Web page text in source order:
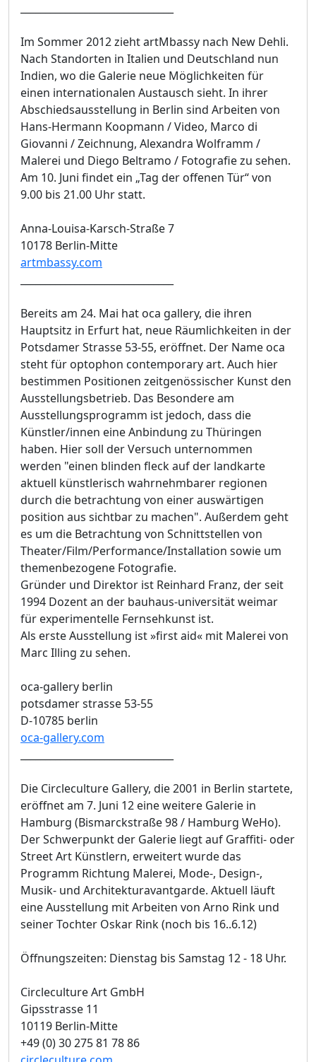
Im Sommer 2012 zieht artMbassy nach New Dehli.
Nach Standorten in Italien und Deutschland nun
Indien, wo die Galerie neue Möglichkeiten für
einen internationalen Austausch sieht. In ihrer
Abschiedsausstellung in Berlin sind Arbeiten von
Hans-Hermann Koopmann / Video, Marco di
Giovanni / Zeichnung, Alexandra Wolframm /
Malerei und Diego Beltramo / Fotografie zu sehen.
Am 10. Juni findet ein „Tag der offenen Tür“ von
9.00 bis 21.00 Uhr statt.
Anna-Louisa-Karsch-Straße 7
10178 Berlin-Mitte
artmbassy.com
Bereits am 24. Mai hat oca gallery, die ihren
Hauptsitz in Erfurt hat, neue Räumlichkeiten in der
Potsdamer Strasse 53-55, eröffnet. Der Name oca
steht für optophon contemporary art. Auch hier
bestimmen Positionen zeitgenössischer Kunst den
Ausstellungsbetrieb. Das Besondere am
Ausstellungsprogramm ist jedoch, dass die
Künstler/innen eine Anbindung zu Thüringen
haben. Hier soll der Versuch unternommen
werden "einen blinden fleck auf der landkarte
aktuell künstlerisch wahrnehmbarer regionen
durch die betrachtung von einer auswärtigen
position aus sichtbar zu machen". Außerdem geht
es um die Betrachtung von Schnittstellen von
Theater/Film/Performance/Installation sowie um
themenbezogene Fotografie.
Gründer und Direktor ist Reinhard Franz, der seit
1994 Dozent an der bauhaus-universität weimar
für experimentelle Fernsehkunst ist.
Als erste Ausstellung ist »first aid« mit Malerei von
Marc Illing zu sehen.
oca-gallery berlin
potsdamer strasse 53-55
D-10785 berlin
oca-gallery.com
Die Circleculture Gallery, die 2001 in Berlin startete,
eröffnet am 7. Juni 12 eine weitere Galerie in
Hamburg (Bismarckstraße 98 / Hamburg WeHo).
Der Schwerpunkt der Galerie liegt auf Graffiti- oder
Street Art Künstlern, erweitert wurde das
Programm Richtung Malerei, Mode-, Design-,
Musik- und Architekturavantgarde. Aktuell läuft
eine Ausstellung mit Arbeiten von Arno Rink und
seiner Tochter Oskar Rink (noch bis 16..6.12)
Öffnungszeiten: Dienstag bis Samstag 12 - 18 Uhr.
Circleculture Art GmbH
Gipsstrasse 11
10119 Berlin-Mitte
+49 (0) 30 275 81 78 86